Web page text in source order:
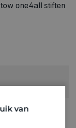
one4all stiften
van